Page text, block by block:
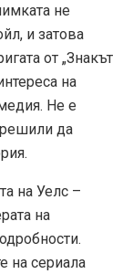
не
и затова
от „Знакът
на
Не е
решили да
на Уелс –
на
на сериала